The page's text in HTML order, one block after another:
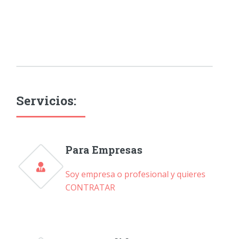
Servicios:
Para Empresas
Soy empresa o profesional y quieres
CONTRATAR